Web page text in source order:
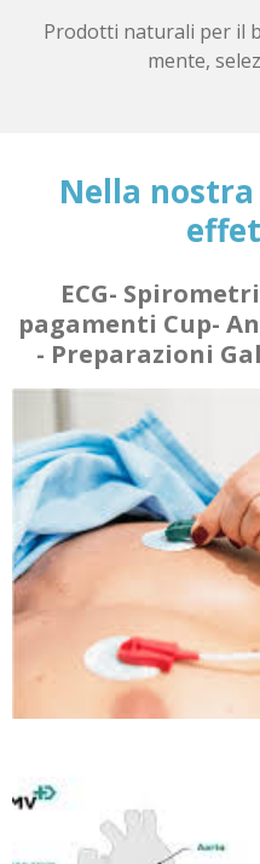
Prodotti naturali per il
mente,
Nella
ECG-
pagamenti Cup-
- Preparazioni